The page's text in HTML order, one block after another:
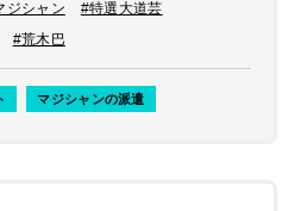
ジシャン
#特選大道芸
#荒木巴
マジシャンの派遣